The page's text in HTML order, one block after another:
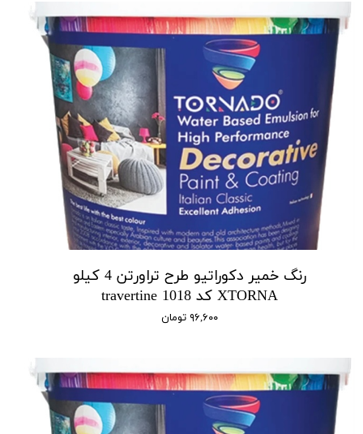
رنگ خمیر دکوراتیو طرح تراورتن 4 کیلو
XTORNA کد 1018 travertine
۹۶,۶۰۰ تومان